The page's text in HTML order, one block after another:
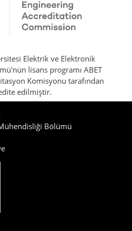
Elektrik ve Elektronik
lisans programı ABET
Komisyonu tarafından
edilmiştir.
Bölümü